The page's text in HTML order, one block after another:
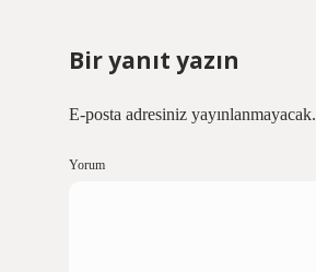
Bir yanıt yazın
E-posta adresiniz yayınlanmayacak.
Yorum